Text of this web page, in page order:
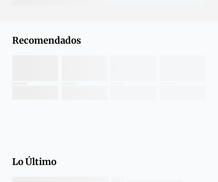
Recomendados
Lo Último